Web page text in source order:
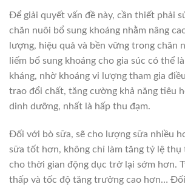
Để giải quyết vấn đề này, cần thiết phải
chăn nuôi bổ sung khoáng nhằm nâng
lượng, hiệu quả và bền vững trong chăn
liếm bổ sung khoáng cho gia súc có thể
kháng, nhờ khoáng vi lượng tham gia
trao đổi chất, tăng cường khả năng tiêu
dinh dưỡng, nhất là hấp thu đạm.
Đối với bò sữa, sẽ cho lượng sữa nhiều
sữa tốt hơn, không chỉ làm tăng tỷ lệ thụ
cho thời gian động dục trở lại sớm hơn.
thấp và tốc độ tăng trưởng cao hơn…